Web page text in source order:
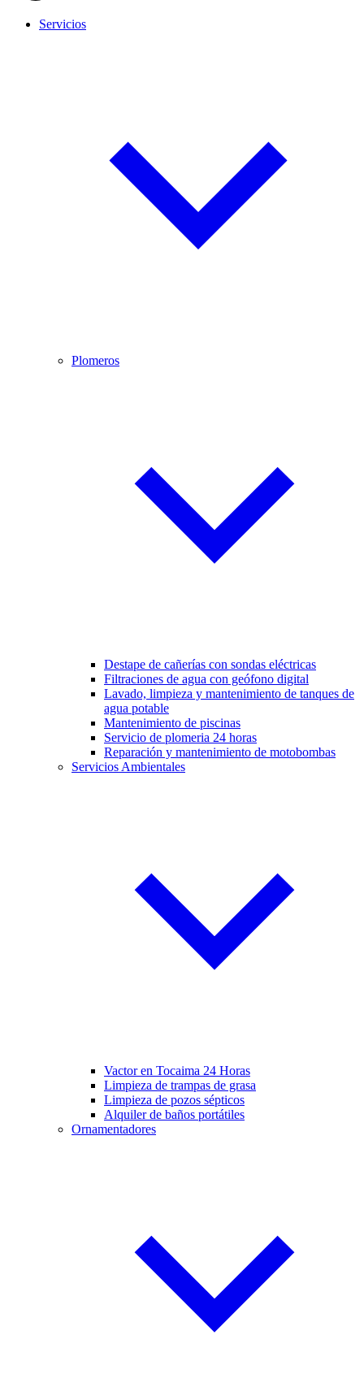
Servicios
Plomeros
Destape de cañerías con sondas eléctricas
Filtraciones de agua con geófono digital
Lavado, limpieza y mantenimiento de tanques de
agua potable
Mantenimiento de piscinas
Servicio de plomeria 24 horas
Reparación y mantenimiento de motobombas
Servicios Ambientales
Vactor en Tocaima 24 Horas
Limpieza de trampas de grasa
Limpieza de pozos sépticos
Alquiler de baños portátiles
Ornamentadores